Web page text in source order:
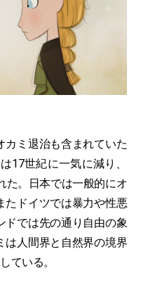
ミ退治も含まれていた
17世紀に一気に減り、
た。日本では一般的にオ
たドイツでは暴力や性悪
ドでは先の通り自由の象
は人間界と自然界の境界
ている。